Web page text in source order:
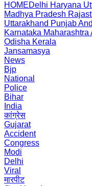
HOMEDelhi Haryana
Madhya Pradesh
Uttarakhand Punjab
Karnataka Maharashtra
Odisha Kerala
Jansamasya
News
Bjp
National
Police
Bihar
India
कांग्रेस
Gujarat
Accident
Congress
Modi
Delhi
Viral
मारपीट